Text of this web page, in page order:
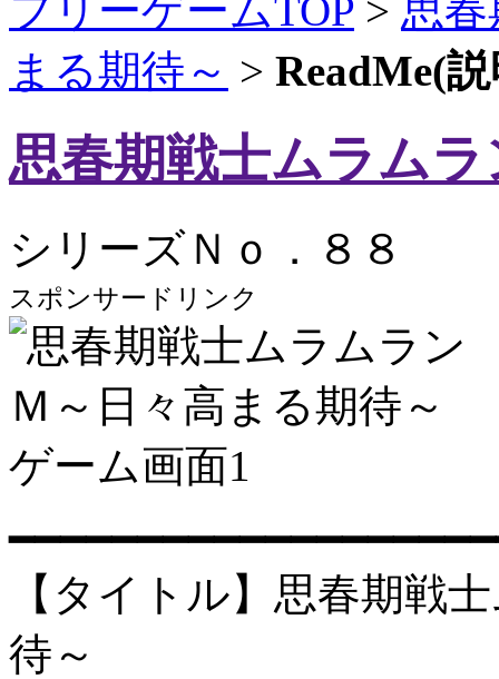
フリーゲームTOP > 思
まる期待～ > ReadMe(
思春期戦士ムラム
シリーズＮｏ．８８
スポンサードリンク
【タイトル】思春期戦
待～